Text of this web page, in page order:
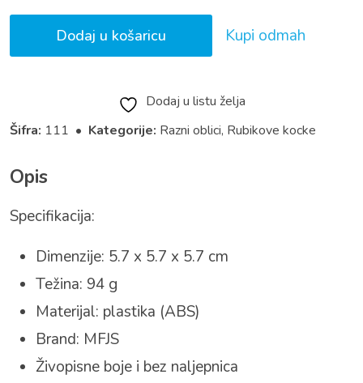
je:
14,99 €.
12,99 €.
Dodaj u košaricu Kupi odmah
Dodaj u listu želja
Šifra: 111 • Kategorije: Razni oblici, Rubikove kocke
Opis
Specifikacija:
Dimenzije: 5.7 x 5.7 x 5.7 cm
Težina: 94 g
Materijal: plastika (ABS)
Brand: MFJS
Živopisne boje i bez naljepnica